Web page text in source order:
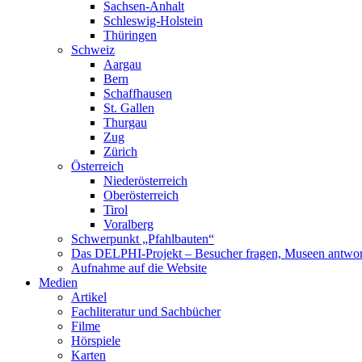
Sachsen-Anhalt
Schleswig-Holstein
Thüringen
Schweiz
Aargau
Bern
Schaffhausen
St. Gallen
Thurgau
Zug
Zürich
Österreich
Niederösterreich
Oberösterreich
Tirol
Voralberg
Schwerpunkt „Pfahlbauten“
Das DELPHI-Projekt – Besucher fragen, Museen
Aufnahme auf die Website
Medien
Artikel
Fachliteratur und Sachbücher
Filme
Hörspiele
Karten